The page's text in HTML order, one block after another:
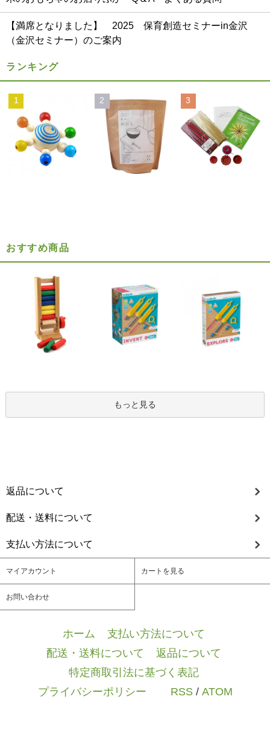
【満席となりました】 2025 保育創造セミナーin金沢
（金沢セミナー）のご案内
ランキング
1 2 3
おすすめ商品
もっと見る
返品について
配送・送料について
支払い方法について
マイアカウント カートを見る
お問い合わせ
ホーム 支払い方法について
配送・送料について
返品について
特定商取引法に基づく表記
プライバシーポリシー
RSS/ ATOM